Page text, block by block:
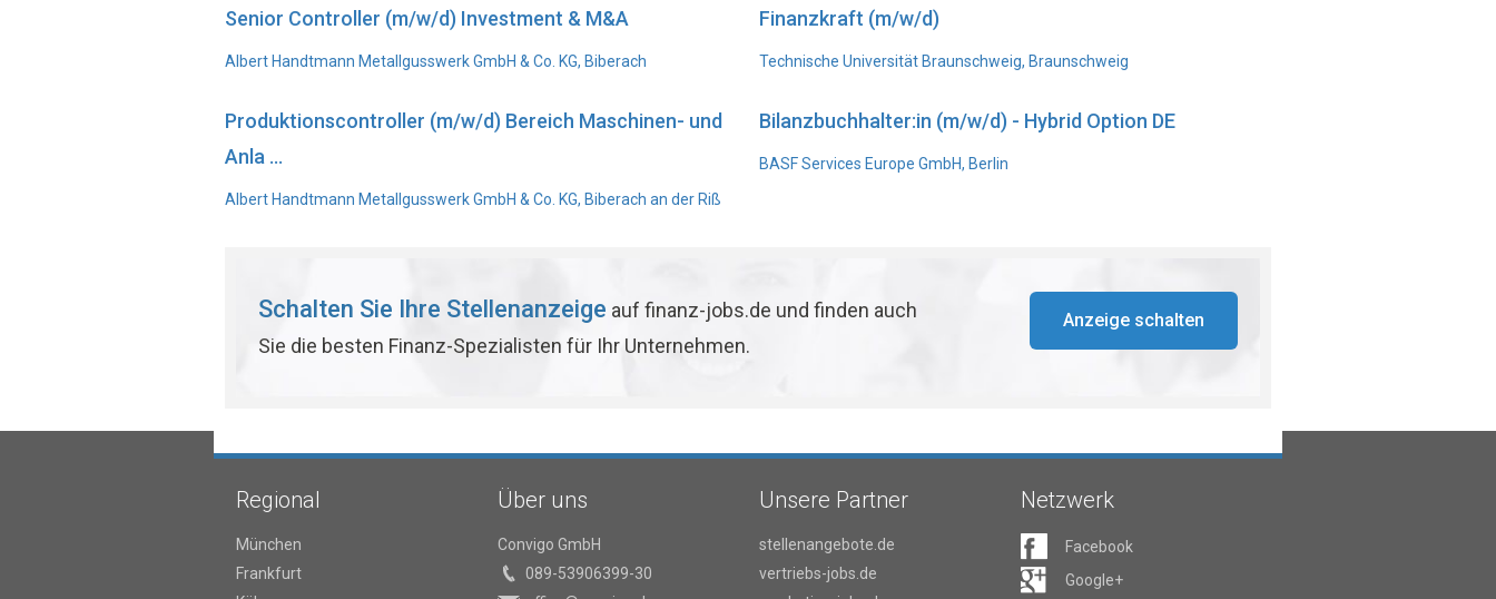
Senior Controller (m/w/d) Investment & M&A
Albert Handtmann Metallgusswerk GmbH & Co. KG, Biberach
Finanzkraft (m/w/d)
Technische Universität Braunschweig, Braunschweig
Produktionscontroller (m/w/d) Bereich Maschinen- und
Anla ...
Albert Handtmann Metallgusswerk GmbH & Co. KG, Biberach an der Riß
Bilanzbuchhalter:in (m/w/d) - Hybrid Option DE
BASF Services Europe GmbH, Berlin
Schalten Sie Ihre Stellenanzeige auf finanz-jobs.de und finden auch
Sie die besten Finanz-Spezialisten für Ihr Unternehmen.
Anzeige schalten
Regional
München
Frankfurt
Über uns
Convigo GmbH
089-53906399-30
Unsere Partner
stellenangebote.de
vertriebs-jobs.de
Netzwerk
Facebook
Google+